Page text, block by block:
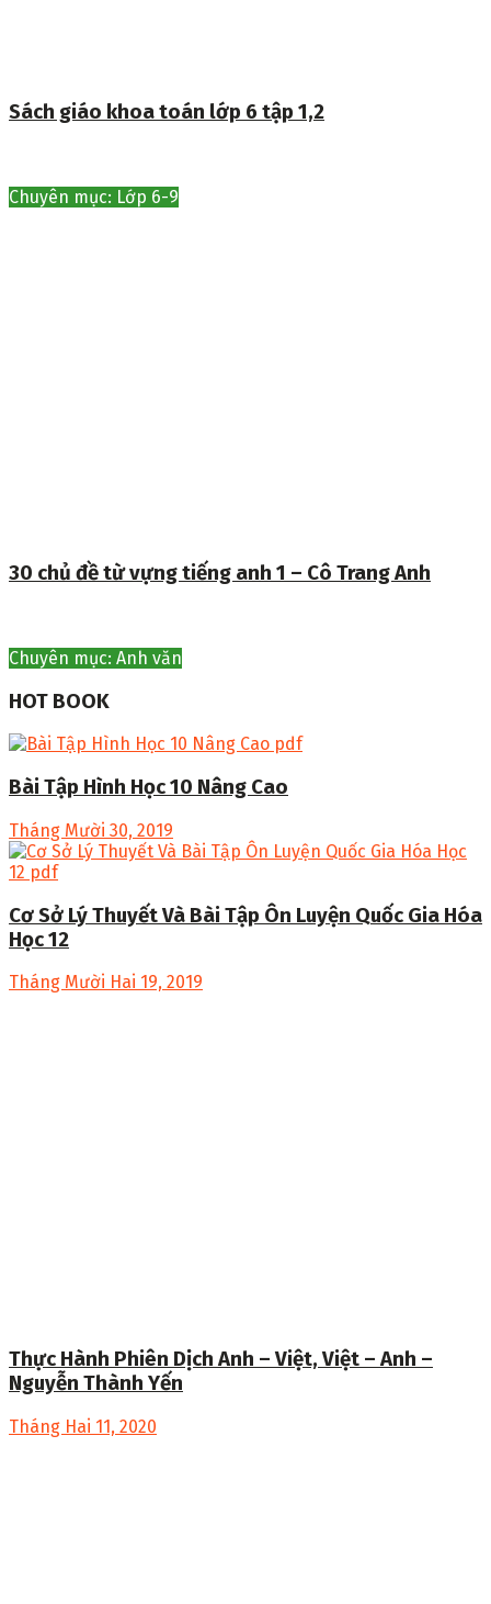
Sách giáo khoa toán lớp 6 tập 1,2
Chuyên mục: Lớp 6-9
30 chủ đề từ vựng tiếng anh 1 – Cô Trang Anh
Chuyên mục: Anh văn
HOT BOOK
Bài Tập Hình Học 10 Nâng Cao
Tháng Mười 30, 2019
Cơ Sở Lý Thuyết Và Bài Tập Ôn Luyện Quốc Gia Hóa
Học 12
Tháng Mười Hai 19, 2019
Thực Hành Phiên Dịch Anh – Việt, Việt – Anh –
Nguyễn Thành Yến
Tháng Hai 11, 2020